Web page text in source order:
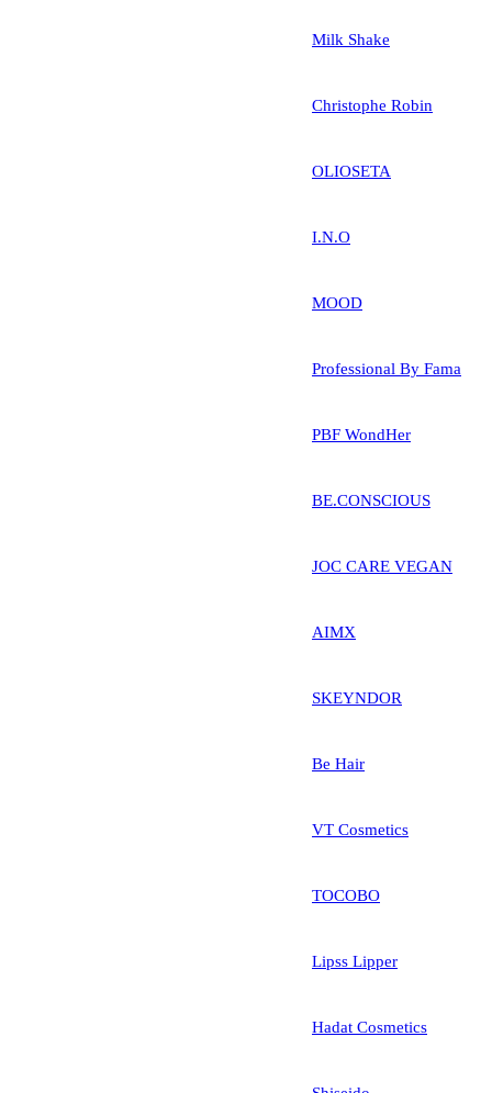
Milk Shake
Christophe Robin
OLIOSETA
I.N.O
MOOD
Professional By Fama
PBF WondHer
BE.CONSCIOUS
JOC CARE VEGAN
AIMX
SKEYNDOR
Be Hair
VT Cosmetics
TOCOBO
Lipss Lipper
Hadat Cosmetics